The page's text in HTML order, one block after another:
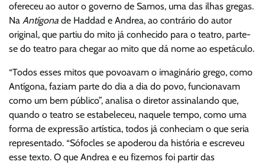
ofereceu ao autor o governo de Samos, uma das ilhas gregas.
Na Antígona de Haddad e Andrea, ao contrário do autor
original, que partiu do mito já conhecido para o teatro, parte-
se do teatro para chegar ao mito que dá nome ao espetáculo.
“Todos esses mitos que povoavam o imaginário grego, como
Antígona, faziam parte do dia a dia do povo, funcionavam
como um bem público”, analisa o diretor assinalando que,
quando o teatro se estabeleceu, naquele tempo, como uma
forma de expressão artística, todos já conheciam o que seria
representado. “Sófocles se apoderou da história e escreveu
esse texto. O que Andrea e eu fizemos foi partir das